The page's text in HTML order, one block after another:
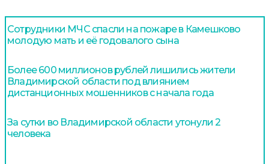
Сотрудники МЧС спасли на пожаре в Камешково
молодую мать и её годовалого сына
Более 600 миллионов рублей лишились жители
Владимирской области под влиянием
дистанционных мошенников с начала года
За сутки во Владимирской области утонули 2
человека